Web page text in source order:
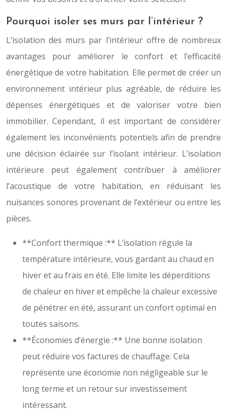
Pourquoi isoler ses murs par l’intérieur ?
L’isolation des murs par l’intérieur offre de nombreux
avantages pour améliorer le confort et l’efficacité
énergétique de votre habitation. Elle permet de créer un
environnement intérieur plus agréable, de réduire les
dépenses énergétiques et de valoriser votre bien
immobilier. Cependant, il est important de considérer
également les inconvénients potentiels afin de prendre
une décision éclairée sur l’isolant intérieur. L’isolation
intérieure peut également contribuer à améliorer
l’acoustique de votre habitation, en réduisant les
nuisances sonores provenant de l’extérieur ou entre les
pièces.
**Confort thermique :** L’isolation régule la
température intérieure, vous gardant au chaud en
hiver et au frais en été. Elle limite les déperditions
de chaleur en hiver et empêche la chaleur excessive
de pénétrer en été, assurant un confort optimal en
toutes saisons.
**Économies d’énergie :** Une bonne isolation
peut réduire vos factures de chauffage. Cela
représente une économie non négligeable sur le
long terme et un retour sur investissement
intéressant.